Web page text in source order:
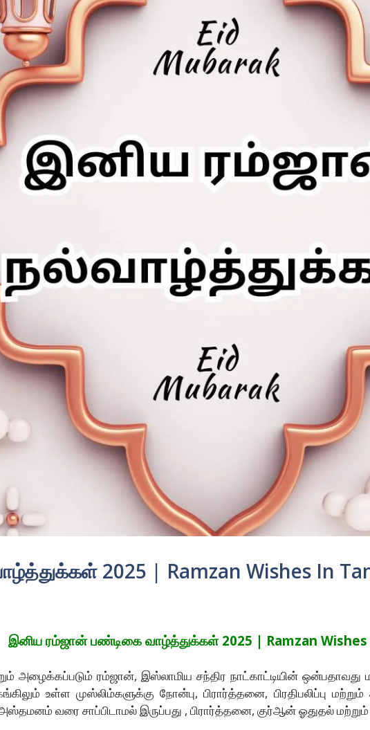
2025 | Ramzan Wishes In
இனிய ரம்ஜான் பண்டிகை வாழ்த்துக்கள் 2025 | Ramzan
அழைக்கப்படும் ரம்ஜான், இஸ்லாமிய சந்திர நாட்காட்டியின் ஒன்பதாவது
உள்ள முஸ்லிம்களுக்கு நோன்பு, பிரார்த்தனை, பிரதிபலிப்பு
அஸ்தமனம் வரை சாப்பிடாமல் இருப்பது , பிரார்த்தனை, குர்ஆன் ஓதுதல்